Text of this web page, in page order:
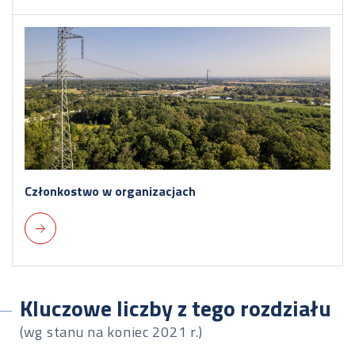
Członkostwo w organizacjach
Kluczowe liczby z tego rozdziału
(wg stanu na koniec 2021 r.)